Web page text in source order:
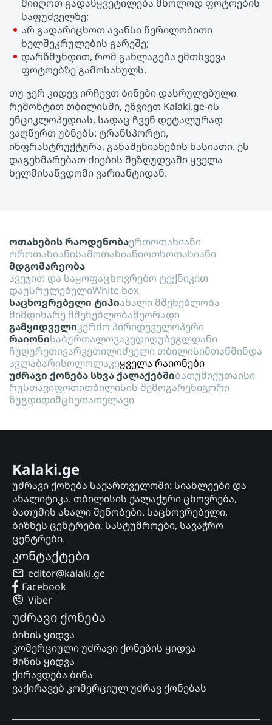
მიიღოთ გადაწყვეტილება მხოლოდ ფოტოების
საფუძველზე;
არ გადარიცხოთ ავანსი წერილობითი
ხელშეკრულების გარეშე;
დარწმუნდით, რომ განლაგება ემთხვევა
ფოტოებზე გამოსახულს.
თუ ჯერ კიდევ ირჩევთ Ბინები დასრულებული
რემონტით თბილისში, ეწვიეთ Kalaki.ge-ის
ენციკლოპედიას, სადაც ჩვენ დეტალურად
ვაღწერთ უბნებს: ტრანსპორტი,
ინფრასტრუქტურა, განაშენიანების ხასიათი. ეს
დაგეხმარებათ ძიების შეზღუდვაში ყველა
ხელმისაწვდომი ვარიანტიდან.
ოთახების რაოდენობაერთოთახიანი
ოროთახიანისამოთახიანიოთხოთახიანი
მდგომარეობა
ავეჯით და საყოფაცხოვრებო ტექნიკით
დაუსრულებელიWhite box
საცხოვრებელი ტიპიახალი მშენებლობა
მიმდინარე მშენებლობამეორადი
გამყიდველიკერძო პირიდეველოპერი
რაიონისაბურთალოვაკედიდუბეგლდანი
ჩუღურეთივარკეთილიძველი თბილისიმთაწმინდა
ავლაბარისოლოლაკიყველა რაიონები
უძრავი ქონება სხვა ქალაქებშიბათუმიქუთაისი
რუსთავიფოთითბილისის შემოგარენიგორი
ზუგდიდიმცხეთათელავი
Kalaki.ge
უძრავი ქონება საქართველოში: სიახლეები და
ანალიტიკა. თბილისის ქალაქური ცხოვრება,
ბათუმის ახალი შენობები. საცხოვრებელი,
ბიზნეს ცენტრები, სასტუმროები, სავაჭრო
ცენტრები.
კონტაქტები
editor@kalaki.ge
Facebook
Viber
უძრავი ქონება
ბინის ყიდვა
კომერციული უძრავი ქონების ყიდვა
მიწის ყიდვა
ქირავდება ბინა
ვაქირავებ კომერციულ უძრავ ქონებას